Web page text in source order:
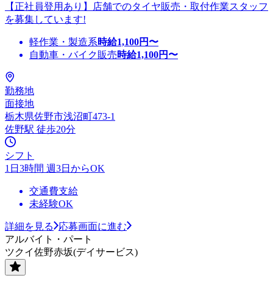
【正社員登用あり】店舗でのタイヤ販売・取付作業スタッフ
を募集しています!
軽作業・製造系時給1,100円〜
自動車・バイク販売時給1,100円〜
勤務地
面接地
栃木県佐野市浅沼町473-1
佐野駅 徒歩20分
シフト
1日3時間 週3日からOK
交通費支給
未経験OK
詳細を見る
応募画面に進む
アルバイト・パート
ツクイ佐野赤坂(デイサービス)